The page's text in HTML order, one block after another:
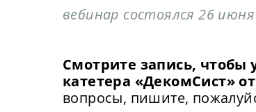
вебинар состоялся 26 июня
Смотрите запись, чтобы
катетера «ДекомСист»
вопросы, пишите,